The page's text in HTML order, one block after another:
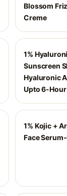
Blossom
Creme
1%
Sunscreen
Hyaluronic
Upto 6-
1% Kojic +
Face